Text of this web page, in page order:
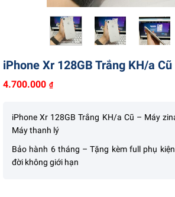
iPhone Xr 128GB Trắng KH/a
4.700.000 ₫
iPhone Xr 128GB Trắng KH/a Cũ – Máy
Máy thanh lý
Bảo hành 6 tháng – Tặng kèm full phụ
đời không giới hạn